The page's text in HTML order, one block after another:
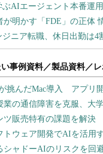
事例資料／製品資料／レ
挑んだMac導入 アプリ
業の通信障害を克服、大
ツ販売特有の課題を解決
トウェア開発でAIを活
シャドーAIのリスクを回